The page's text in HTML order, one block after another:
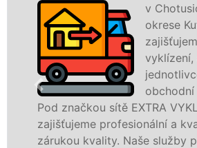
v Chotusicích a celém
okrese Kutná Hora
zajišťujeme služby
vyklízení, a to jak pro
jednotlivce, tak pro
obchodní společnosti.
VYKLÍZENÍ
a kvalitní servis se
služby poskytujeme